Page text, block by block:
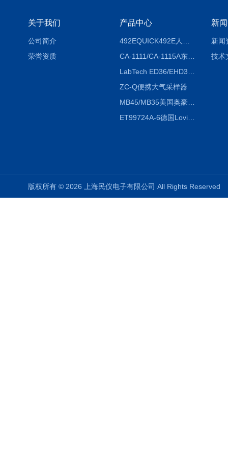
关于我们
公司简介
荣誉资质
产品中心
CA-1111/CA-1115A东京理化EYELA CA-1111/CA-1115A冷却水循环装置
ZC-Q便携大气采样器
MB45/MB35美国奥豪斯OHAUS MB45/MB35卤素红外水分测定仪
ET99724A-6德国Lovibond ET99724A-6微电脑BOD测定仪
新
新闻
技术
版权所有 © 2026 上海民仪电子有限公司 All Rights